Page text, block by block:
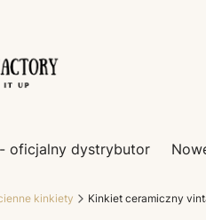
oficjalny dystrybutor
kinkiety Kinkiet ceramiczny